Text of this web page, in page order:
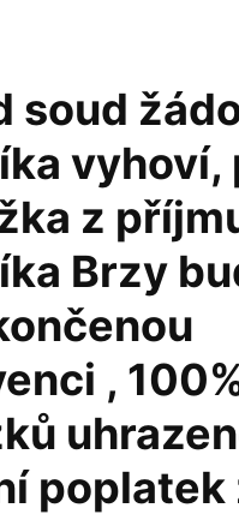
soud
vyhoví,
z
Brzy
,
poplatek